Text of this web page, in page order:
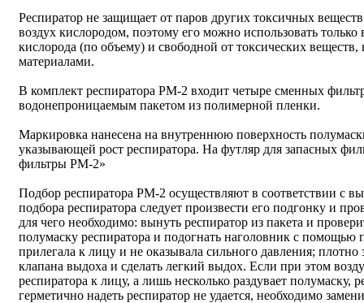
Респиратор не защищает от паров других токсичных
воздух кислородом, поэтому его можно использовать
кислорода (по объему) и свободной от токсических
материалами.
В комплект респиратора РМ-2 входит четыре сменных
водонепроницаемым пакетом из полимерной пленки.
Маркировка нанесена на внутреннюю поверхность
указывающей рост респиратора. На футляр для запасных
фильтры РМ-2»
Подбор респиратора РМ-2 осуществляют в соответствии с
подбора респиратора следует произвести его подгонку и
для чего необходимо: вынуть респиратор из пакета и
полумаску респиратора и подогнать наголовник с помощью
прилегала к лицу и не оказывала сильного давления;
клапана выдоха и сделать легкий выдох. Если при этом
респиратора к лицу, а лишь несколько раздувает полумаску,
герметично надеть респиратор не удается, необходимо